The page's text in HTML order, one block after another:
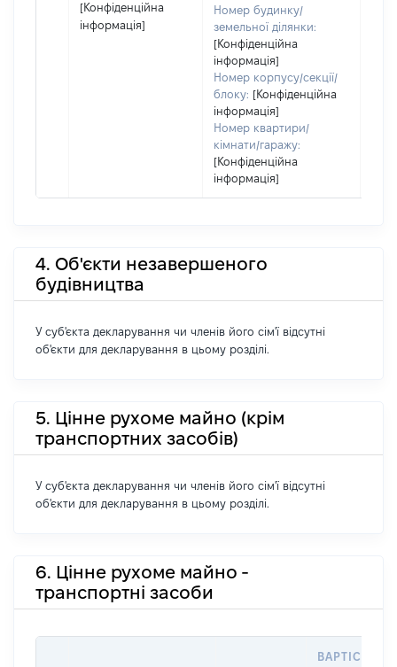
[Конфіденційна
інформація]
Номер будинку/
земельної ділянки:
[Конфіденційна
інформація]
Номер корпусу/секції/
блоку: [Конфіденційна
інформація]
Номер квартири/
кімнати/гаражу:
[Конфіденційна
інформація]
4. Об'єкти незавершеного
будівництва
У суб'єкта декларування чи членів його сім'ї відсутні
об'єкти для декларування в цьому розділі.
5. Цінне рухоме майно (крім
транспортних засобів)
У суб'єкта декларування чи членів його сім'ї відсутні
об'єкти для декларування в цьому розділі.
6. Цінне рухоме майно -
транспортні засоби
ВАРТІСТЬ НА